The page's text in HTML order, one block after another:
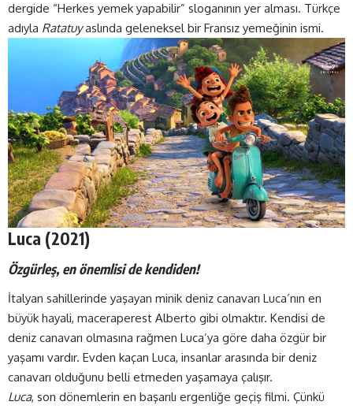
dergide “Herkes yemek yapabilir” sloganının yer alması. Türkçe
adıyla Ratatuyaslında geleneksel bir Fransız yemeğinin ismi.
Luca (2021)
Özgürleş, en önemlisi de kendiden!
İtalyan sahillerinde yaşayan minik deniz canavarı Luca’nın en
büyük hayali, maceraperest Alberto gibi olmaktır. Kendisi de
deniz canavarı olmasına rağmen Luca’ya göre daha özgür bir
yaşamı vardır. Evden kaçan Luca, insanlar arasında bir deniz
canavarı olduğunu belli etmeden yaşamaya çalışır.
Luca, son dönemlerin en başarılı ergenliğe geçiş filmi. Çünkü